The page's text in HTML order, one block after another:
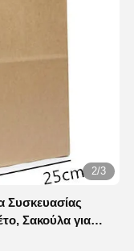
2/3
Συσκευασίας
Σακούλα για